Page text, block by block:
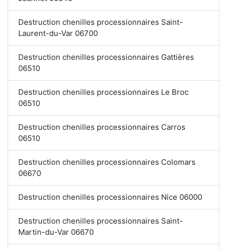
Destruction chenilles processionnaires Saint-
Laurent-du-Var 06700
Destruction chenilles processionnaires Gattières
06510
Destruction chenilles processionnaires Le Broc
06510
Destruction chenilles processionnaires Carros
06510
Destruction chenilles processionnaires Colomars
06670
Destruction chenilles processionnaires Nice 06000
Destruction chenilles processionnaires Saint-
Martin-du-Var 06670